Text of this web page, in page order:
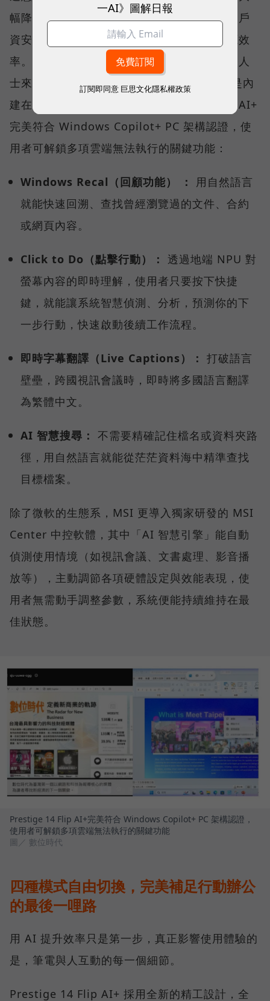
幅降低對雲端的依賴，確保企業敏感資料與客戶
資安不外洩，同時兼顧資料處理的速度與能源效
率。對於每天需要處理大量文件與郵件的商務人
士來說，AI 不再只是網頁上的聊天工具，而是內
建在系統底層的數位助手。Prestige 14 Flip AI+
完美符合 Windows Copilot+ PC 架構認證，使
用者可解鎖多項雲端無法執行的關鍵功能：
Windows Recal（回顧功能） ：
用自然語言
就能快速回溯、查找曾經瀏覽過的文件、合約
或網頁內容。
Click to Do（點擊行動）： 透過地端 NPU 對
螢幕內容的即時理解，使用者只要按下快捷
鍵，就能讓系統智慧偵測、分析，預測你的下
一步行動，快速啟動後續工作流程。
即時字幕翻譯（Live Captions）： 打破語言
壁壘，跨國視訊會議時，即時將多國語言翻譯
為繁體中文。
AI 智慧搜尋： 不需要精確記住檔名或資料夾路
徑，用自然語言就能從茫茫資料海中精準查找
目標檔案。
除了微軟的生態系，MSI 更導入獨家研發的 MSI
Center 中控軟體，其中「AI 智慧引擎」能自動
偵測使用情境（如視訊會議、文書處理、影音播
放等），主動調節各項硬體設定與效能表現，使
用者無需動手調整參數，系統便能持續維持在最
佳狀態。
Prestige 14 Flip AI+完美符合 Windows Copilot+ PC 架構認證，
使用者可解鎖多項雲端無法執行的關鍵功能
圖／ 數位時代
四種模式自由切換，完美補足行動辦公
的最後一哩路
用 AI 提升效率只是第一步，真正影響使用體驗的
是，筆電與人互動的每一個細節。
Prestige 14 Flip AI+ 採用全新的精工設計，全
一AI》圖解日報
訂閱即同意 巨思文化隱私權政策